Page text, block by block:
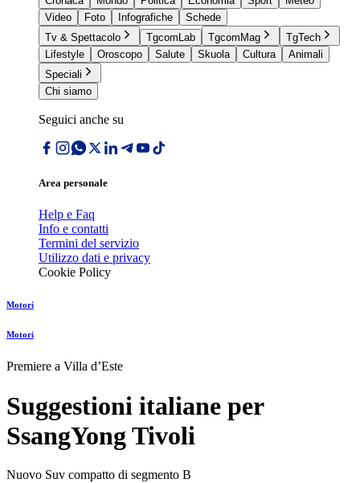
Video
Foto Infografiche
Schede
Tv & Spettacolo
TgcomLab TgcomMag
TgTech
Lifestyle
Oroscopo Salute Skuola Cultura
Animali
Speciali
Chi siamo
Seguici anche su
Area personale
Help e Faq
Info e contatti
Termini del servizio
Utilizzo dati e privacy
Cookie Policy
Motori
Motori
Premiere a Villa dʼEste
Suggestioni italiane per
SsangYong Tivoli
Nuovo Suv compatto di segmento B